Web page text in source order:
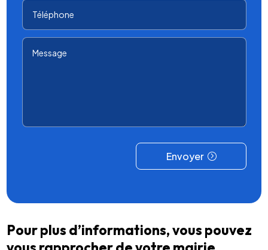
Envoyer
Pour plus d’informations, vous pouvez